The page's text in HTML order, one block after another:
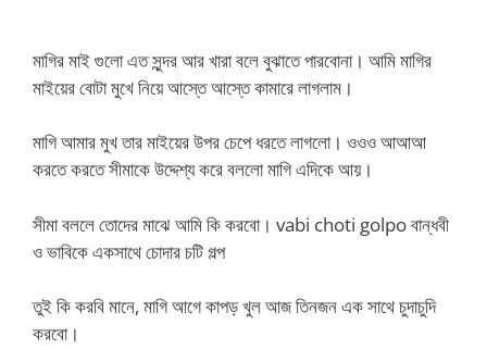
মাগির মাই গুলো এত সুন্দর আর খারা বলে বুঝাতে পারবোনা। আমি মাগির
মাইয়ের বোটা মুখে নিয়ে আস্তে আস্তে কামারে লাগলাম।
মাগি আমার মুখ তার মাইয়ের উপর চেপে ধরতে লাগলো। ওওও আআআ
করতে করতে সীমাকে উদ্দেশ্য করে বললো মাগি এদিকে আয়।
সীমা বললে তোদের মাঝে আমি কি করবো। vabi choti golpo বান্ধবী
ও ভাবিকে একসাথে চোদার চটি গল্প
তুই কি করবি মানে, মাগি আগে কাপড় খুল আজ তিনজন এক সাথে চুদাচুদি
করবো।